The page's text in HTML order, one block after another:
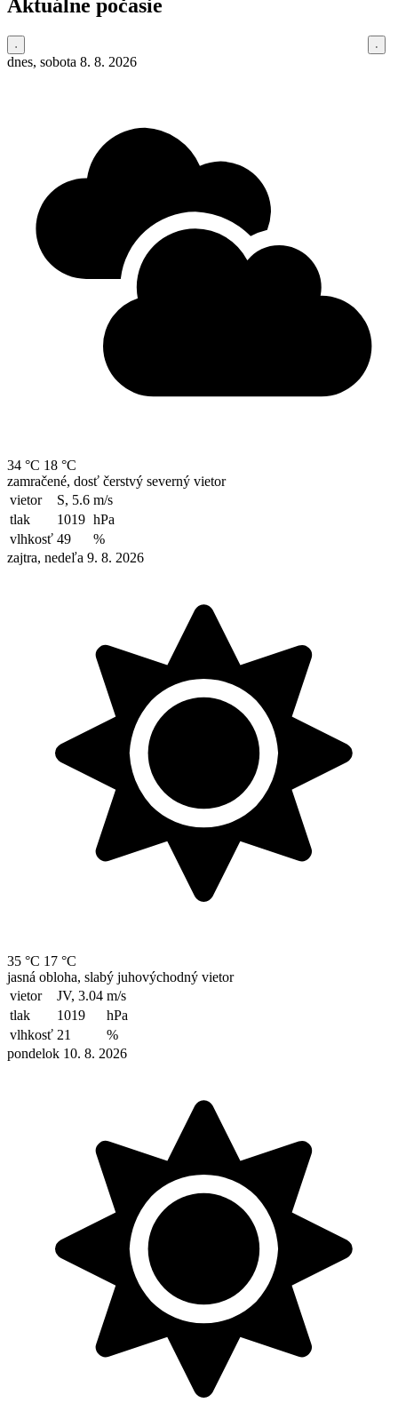
Aktuálne počasie
dnes, sobota 8. 8. 2026
34 °C 18 °C
zamračené, dosť čerstvý severný vietor
vietor
S, 5.6 m/s
tlak
1019 hPa
vlhkosť 49
%
zajtra, nedeľa 9. 8. 2026
35 °C 17 °C
jasná obloha, slabý juhovýchodný vietor
vietor
JV, 3.04 m/s
tlak
1019
hPa
vlhkosť 21
%
pondelok 10. 8. 2026